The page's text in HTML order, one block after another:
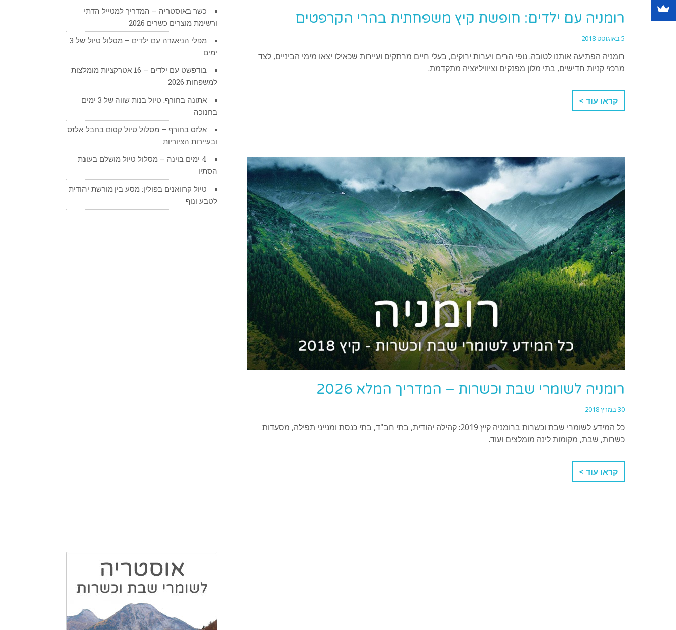
רומניה עם ילדים: חופשת קיץ משפחתית בהרי הקרפטים
5 באוגוסט 2018
רומניה הפתיעה אותנו לטובה. נופי הרים ויערות ירוקים, בעלי חיים מרתקים ועיירות שכאילו יצאו מימי הביניים, לצד
מרכזי קניות חדישים, בתי מלון מפנקים וציוויליזציה מתקדמת.
קראו עוד >
רומניה לשומרי שבת וכשרות – המדריך המלא 2026
30 במרץ 2018
כל המידע לשומרי שבת וכשרות ברומניה קיץ 2019: קהילה יהודית, בתי חב"ד, בתי כנסת ומנייני תפילה, מסעדות
כשרות, שבת, מקומות לינה מומלצים ועוד.
קראו עוד >
כשר באוסטריה – המדריך למטייל הדתי
ורשימת מוצרים כשרים 2026
מפלי הניאגרה עם ילדים – מסלול טיול של 3
ימים
בודפשט עם ילדים – 16 אטרקציות מומלצות
למשפחות 2026
אתונה בחורף: טיול בנות שווה של 3 ימים
בחנוכה
אלזס בחורף – מסלול טיול קסום בחבל אלזס
ובעיירות הציוריות
4 ימים בוינה – מסלול טיול מושלם בעונת
הסתיו
טיול קרוואנים בפולין: מסע בין מורשת יהודית
לטבע ונוף